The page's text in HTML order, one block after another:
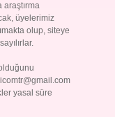
üyelerimiz
olup, siteye
yasal süre